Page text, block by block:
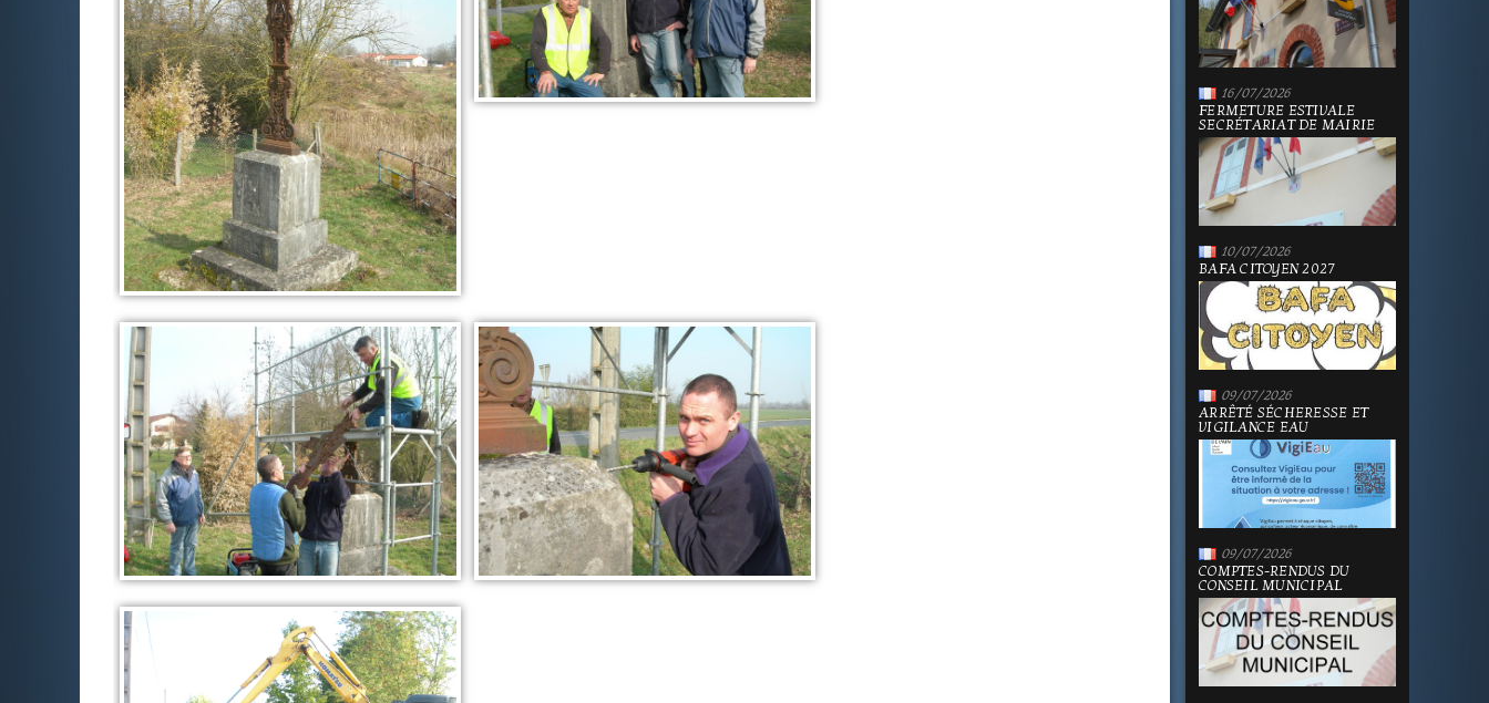
16/07/2026
FERMETURE ESTIVALE
SECRÉTARIAT DE MAIRIE
10/07/2026
BAFA CITOYEN 2027
09/07/2026
ARRÊTÉ SÉCHERESSE ET
VIGILANCE EAU
09/07/2026
COMPTES-RENDUS DU
CONSEIL MUNICIPAL